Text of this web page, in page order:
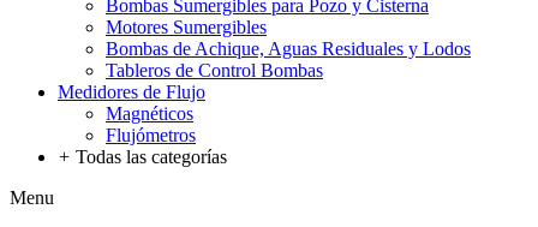
Bombas Sumergibles para Pozo y Cisterna
Motores Sumergibles
Bombas de Achique, Aguas Residuales y Lodos
Tableros de Control Bombas
Medidores de Flujo
Magnéticos
Flujómetros
+ Todas las categorías
Menu